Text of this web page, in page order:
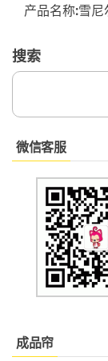
产品名称:雪
搜索
微信客服
成品帘